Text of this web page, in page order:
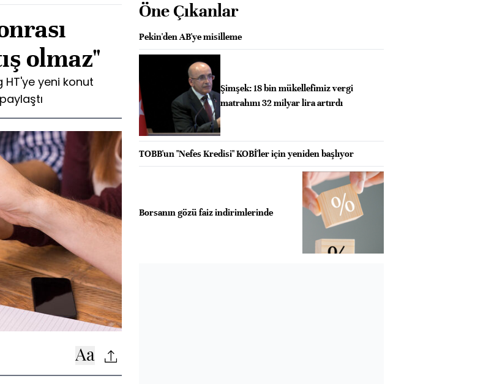
olmaz"
HT'ye yeni konut
Öne Çıkanlar
Pekin'den AB'ye misilleme
Şimşek: 18 bin mükellefimiz vergi
matrahını 32 milyar lira artırdı
TOBB'un "Nefes Kredisi" KOBİ'ler için yeniden başlıyor
Borsanın gözü faiz indirimlerinde